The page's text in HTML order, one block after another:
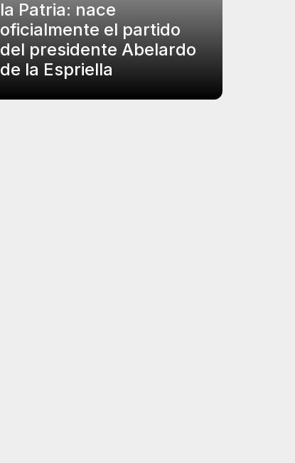
la Patria: nace
oficialmente el partido
del presidente Abelardo
de la Espriella